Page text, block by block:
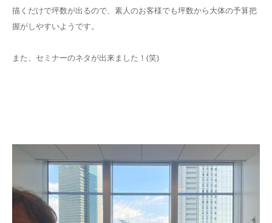
描くだけで坪数が出るので、素人のお客様でも坪数から大体の予算把
握がしやすいようです。
また、セミナーのネタが出来ました！(笑)